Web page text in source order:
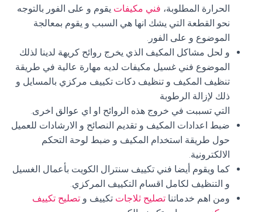
الحرارة المطلوبة، فني مكيفات يقوم و على الفور بالتوجه
نحو القطعة التي يشك انها هي السبب و يقوم بمعالجة
الموضوع و على الفور.
و لحل مشاكل المكيف الذي يخرج روائح كريهة لدينا لذلك
الموضوع فني غسيل مكيفات لديه مهارة عالية في طريقة
تنظيف المكيف و تنظيف دكات تكييف مركزي بالمسايل و
ذلك لإزالة الرطوبة
التي تسببت في خروج هذه الروائح او اي عوالق اخرى.
ضبط اعدادات المكيف و تقديم النصائح و الارشادات للعميل
حول طريقة استخدام المكيف و ضبط لوحة التحكم
الالكترونية.
كما ويقوم أيضا فني تكييف سنترال الكويت بأعمال الغسيل
و التنظيف لكامل اقسام التكييف المركزي.
ومن اهم خدماتنا تصليح ثلاجات تكييف و تصليح تكييف